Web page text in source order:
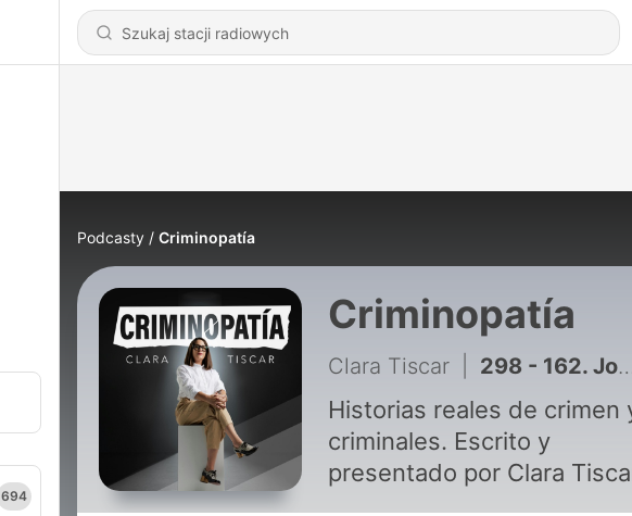
694
Podcasty Criminopatía
Criminopatía
Clara Tiscar 298 - 162. John O´Keefe y Karen Read, ¿asesinato o atropello accidental? - Parte 3
Historias reales de crimen
criminales. Escrito y
presentado por Clara